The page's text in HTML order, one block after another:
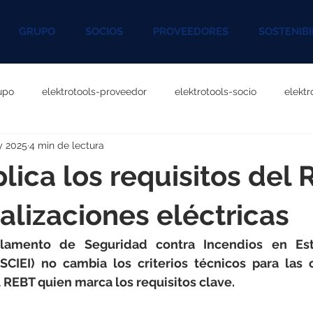
GRUPO SOCIOS PROVEEDORES
elektrotools-proveedor elektrotools-socio
P060000 elektrotools-P027000
P096000 elektrotools-P041000 elektrotools-
P046000 elektrotools-P121000 elektrotools-
los requisitos del
eléctricas
2025 4 min de lectura
de Seguridad contra Incendios en
no cambia los criterios técnicos para las
quien marca los requisitos clave.